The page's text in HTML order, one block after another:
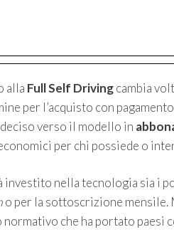
alla Full Self Drivingcambia
per l’acquisto con
verso il modello in
per chi possiede o
investito nella tecnologia sia i
o per la sottoscrizione mensile.
che ha portato paesi